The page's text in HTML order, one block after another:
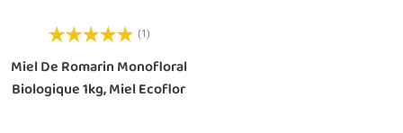
(1)
Miel De Romarin Monofloral
Biologique 1kg, Miel Ecoflor